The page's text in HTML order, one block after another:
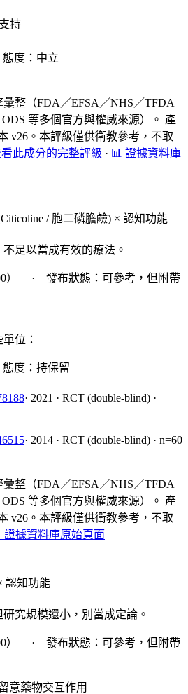
持
態度：中立
整（FDA／EFSA／NHS／TFDA
等多個官方與權威來源）。 產
v26。本評級僅供衛教參考，不取
看此成分的完整評級 · 📊 證據資料庫
/ 胞二磷膽鹼) × 認知功能
足以當成有效的療法。
） · 發布狀態：可參考，但附帶
位：
態度：持保留
· 2021 · RCT (double-blind) ·
· 2014 · RCT (double-blind) · n=60
整（FDA／EFSA／NHS／TFDA
等多個官方與權威來源）。 產
v26。本評級僅供衛教參考，不取
證據資料庫原始頁面
認知功能
究規模還小，別當成定論。
） · 發布狀態：可參考，但附帶
意藥物交互作用